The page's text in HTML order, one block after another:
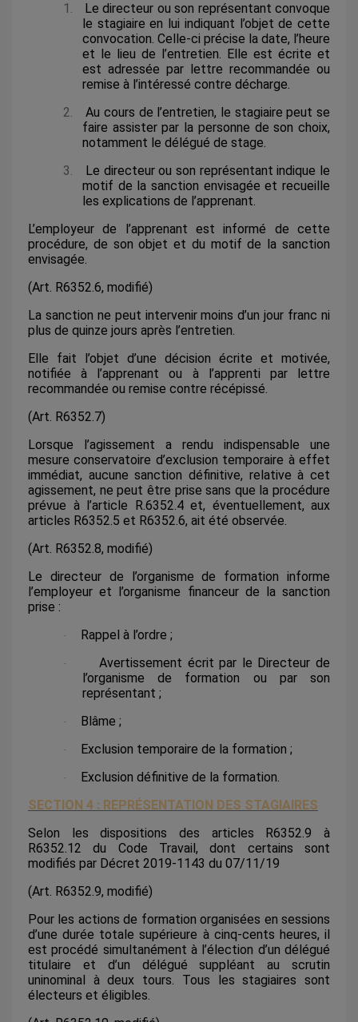
1.
Le directeur ou son représentant convoque
le stagiaire en lui indiquant l’objet de cette
convocation. Celle-ci précise la date, l’heure
et le lieu de l’entretien. Elle est écrite et
est adressée par lettre recommandée ou
remise à l’intéressé contre décharge.
2.
Au cours de l’entretien, le stagiaire peut se
faire assister par la personne de son choix,
notamment le délégué de stage.
3.
Le directeur ou son représentant indique le
motif de la sanction envisagée et recueille
les explications de l’apprenant.
L’employeur de l’apprenant est informé de cette
procédure, de son objet et du motif de la sanction
envisagée.
(Art. R6352.6, modifié)
La sanction ne peut intervenir moins d’un jour franc ni
plus de quinze jours après l’entretien.
Elle fait l’objet d’une décision écrite et motivée,
notifiée à l’apprenant ou à l’apprenti par lettre
recommandée ou remise contre récépissé.
(Art. R6352.7)
Lorsque l’agissement a rendu indispensable une
mesure conservatoire d’exclusion temporaire à effet
immédiat, aucune sanction définitive, relative à cet
agissement, ne peut être prise sans que la procédure
prévue à l’article R.6352.4 et, éventuellement, aux
articles R6352.5 et R6352.6, ait été observée.
(Art. R6352.8, modifié)
Le directeur de l’organisme de formation informe
l’employeur et l’organisme financeur de la sanction
prise :
· Rappel à l’ordre ;
·
Avertissement écrit par le Directeur de
l’organisme de formation ou par son
représentant ;
· Blâme ;
· Exclusion temporaire de la formation ;
·
Exclusion définitive de la formation.
SECTION 4 : REPRÉSENTATION DES STAGIAIRES
Selon les dispositions des articles R6352.9 à
R6352.12 du Code Travail, dont certains sont
modifiés par Décret 2019-1143 du 07/11/19
(Art. R6352.9, modifié)
Pour les actions de formation organisées en sessions
d’une durée totale supérieure à cinq-cents heures, il
est procédé simultanément à l’élection d’un délégué
titulaire et d’un délégué suppléant au scrutin
uninominal à deux tours. Tous les stagiaires sont
électeurs et éligibles.